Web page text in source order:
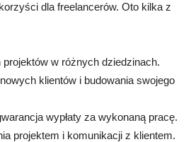
dla freelancerów. Oto kilka z
w różnych dziedzinach.
klientów i budowania swojego
wypłaty za wykonaną pracę.
projektem i komunikacji z klientem.